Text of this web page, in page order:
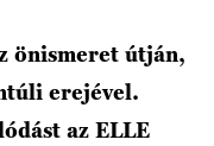
önismeret útján,
erejével.
az ELLE